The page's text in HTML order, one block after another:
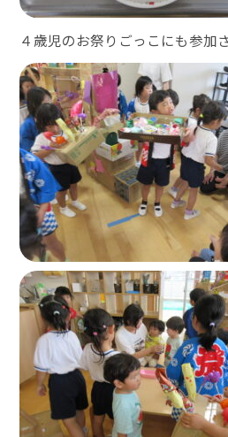
４歳児のお祭りごっこにも参加